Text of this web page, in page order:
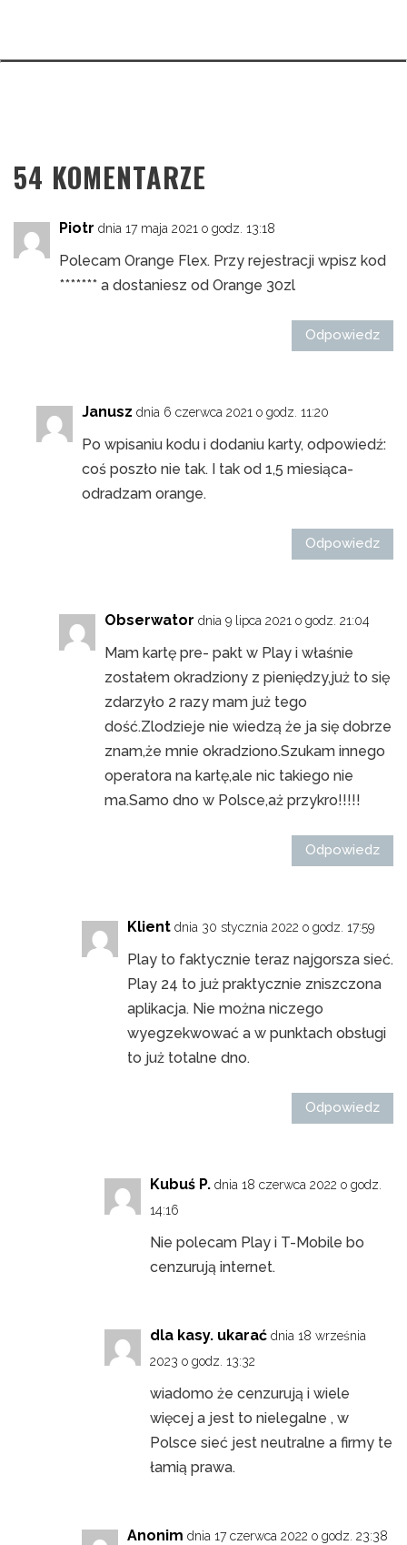
54 KOMENTARZE
Piotr dnia 17 maja 2021 o godz. 13:18
Polecam Orange Flex. Przy rejestracji wpisz kod
******* a dostaniesz od Orange 30zl
Odpowiedz
Janusz dnia 6 czerwca 2021 o godz. 11:20
Po wpisaniu kodu i dodaniu karty, odpowiedź:
coś poszło nie tak. I tak od 1,5 miesiąca-
odradzam orange.
Odpowiedz
Obserwator dnia 9 lipca 2021 o godz. 21:04
Mam kartę pre- pakt w Play i właśnie
zostałem okradziony z pieniędzy,już to się
zdarzyło 2 razy mam już tego
dość.Zlodzieje nie wiedzą że ja się dobrze
znam,że mnie okradziono.Szukam innego
operatora na kartę,ale nic takiego nie
ma.Samo dno w Polsce,aż przykro!!!!!
Odpowiedz
Klient dnia 30 stycznia 2022 o godz. 17:59
Play to faktycznie teraz najgorsza sieć.
Play 24 to już praktycznie zniszczona
aplikacja. Nie można niczego
wyegzekwować a w punktach obsługi
to już totalne dno.
Odpowiedz
Kubuś P. dnia 18 czerwca 2022 o godz.
14:16
Nie polecam Play i T-Mobile bo
cenzurują internet.
dla kasy. ukarać dnia 18 września
2023 o godz. 13:32
wiadomo że cenzurują i wiele
więcej a jest to nielegalne , w
Polsce sieć jest neutralne a firmy te
łamią prawa.
Anonim dnia 17 czerwca 2022 o godz. 23:38